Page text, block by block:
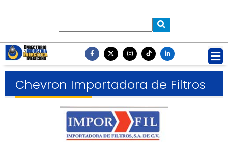
Chevron Importadora de Filtros